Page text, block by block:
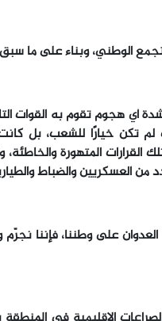
الوطني، وبناء على ما
هجوم تقوم به القوات
تكن خيارًا للشعب، بل
القرارات المتهورة
العسكريين والضباط
على وطننا، فإننا